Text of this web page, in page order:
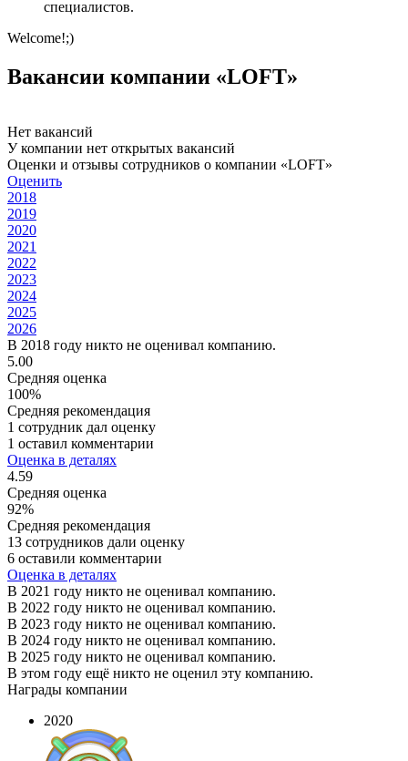
специалистов.
Welcome!;)
Вакансии компании «LOFT»
Нет вакансий
У компании нет открытых вакансий
Оценки и отзывы сотрудников о компании «LOFT»
Оценить
2018
2019
2020
2021
2022
2023
2024
2025
2026
В 2018 году никто не оценивал компанию.
5.00
Средняя оценка
100%
Средняя рекомендация
1 сотрудник дал оценку
1 оставил комментарии
Оценка в деталях
4.59
Средняя оценка
92%
Средняя рекомендация
13 сотрудников дали оценку
6 оставили комментарии
Оценка в деталях
В 2021 году никто не оценивал компанию.
В 2022 году никто не оценивал компанию.
В 2023 году никто не оценивал компанию.
В 2024 году никто не оценивал компанию.
В 2025 году никто не оценивал компанию.
В этом году ещё никто не оценил эту компанию.
Награды компании
2020